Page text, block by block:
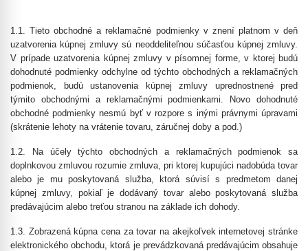
1.1. Tieto obchodné a reklamačné podmienky v znení platnom v deň
uzatvorenia kúpnej zmluvy sú neoddeliteľnou súčasťou kúpnej zmluvy.
V prípade uzatvorenia kúpnej zmluvy v písomnej forme, v ktorej budú
dohodnuté podmienky odchylne od týchto obchodných a reklamačných
podmienok, budú ustanovenia kúpnej zmluvy uprednostnené pred
týmito obchodnými a reklamačnými podmienkami. Novo dohodnuté
obchodné podmienky nesmú byť v rozpore s inými právnymi úpravami
(skrátenie lehoty na vrátenie tovaru, záručnej doby a pod.)
1.2. Na účely týchto obchodných a reklamačných podmienok sa
doplnkovou zmluvou rozumie zmluva, pri ktorej kupujúci nadobúda tovar
alebo je mu poskytovaná služba, ktorá súvisí s predmetom danej
kúpnej zmluvy, pokiaľ je dodávaný tovar alebo poskytovaná služba
predávajúcim alebo treťou stranou na základe ich dohody.
1.3. Zobrazená kúpna cena za tovar na akejkoľvek internetovej stránke
elektronického obchodu, ktorá je prevádzkovaná predávajúcim obsahuje